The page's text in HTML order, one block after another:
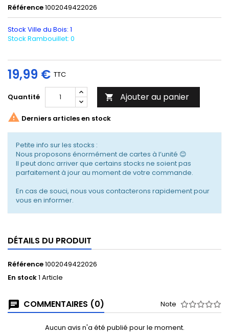
Référence1002049422026
Stock Ville du Bois: 1
Stock Rambouillet: 0
19,99 € TTC
Quantité  Ajouter au panier
 Derniers articles en stock
Petite info sur les stocks :
Nous proposons énormément de cartes à l’unité 😊
Il peut donc arriver que certains stocks ne soient pas
parfaitement à jour au moment de votre commande.
En cas de souci, nous vous contacterons rapidement pour
vous en informer.
DÉTAILS DU PRODUIT
Référence1002049422026
En stock1 Article
COMMENTAIRES (0) Note
Aucun avis n'a été publié pour le moment.